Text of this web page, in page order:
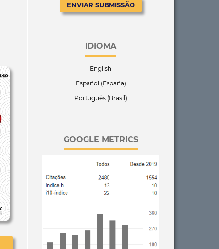
ENVIAR SUBMISSÃO
IDIOMA
English
Español (España)
Português (Brasil)
GOOGLE METRICS